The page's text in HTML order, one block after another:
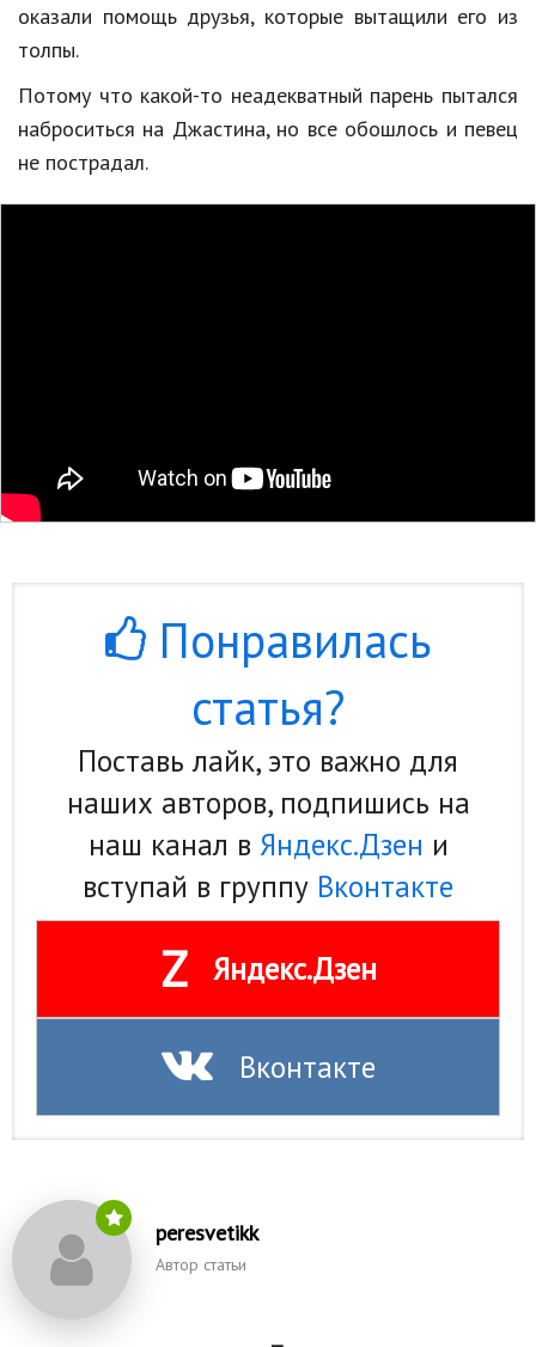
оказали помощь друзья, которые вытащили его из
толпы.
Потому что какой-то неадекватный парень пытался
наброситься на Джастина, но все обошлось и певец
не пострадал.
Понравилась
статья?
Поставь лайк, это важно для
наших авторов, подпишись на
наш канал в Яндекс.Дзен и
вступай в группу Вконтакте
Z Яндекс.Дзен
Вконтакте
peresvetikk
Автор статьи